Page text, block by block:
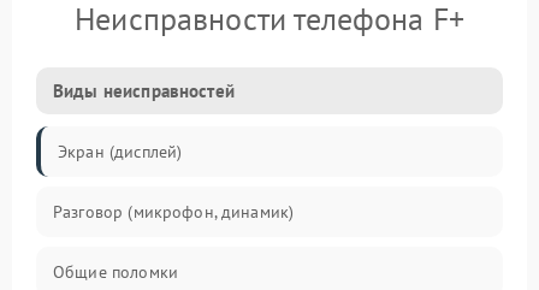
Неисправности телефона F+
Виды неисправностей
Экран (дисплей)
Разговор (микрофон, динамик)
Общие поломки